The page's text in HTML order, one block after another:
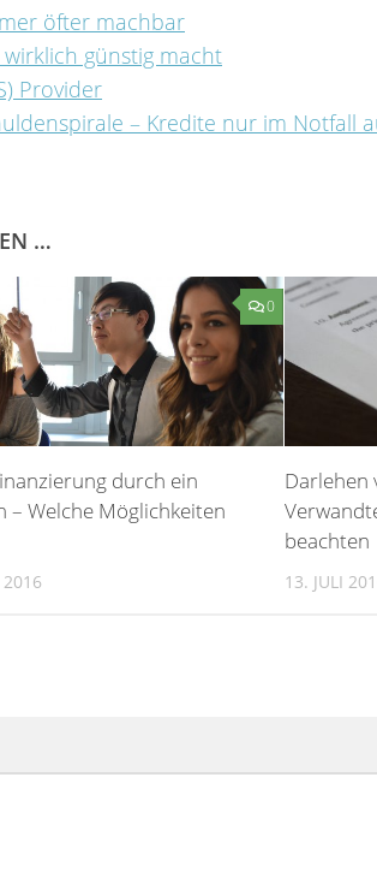
öfter machbar
wirklich günstig macht
Provider
– Kredite nur im Notfall
…
0
durch ein
– Welche Möglichkeiten
Darlehen
beachten
13. JULI